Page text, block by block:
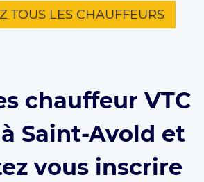
TOUS LES CHAUFFEURS
chauffeur VTC
Saint-Avold et
vous inscrire